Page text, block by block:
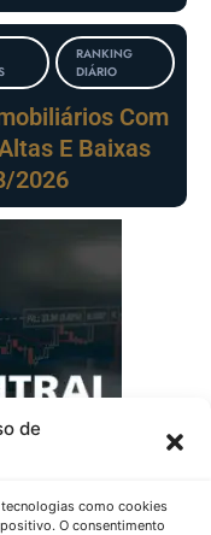
de
tecnologias como cookies
O consentimento
RANKING
DIÁRIO
Com
E Baixas
2026